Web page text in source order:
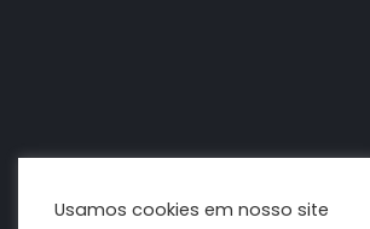
Usamos cookies em nosso site